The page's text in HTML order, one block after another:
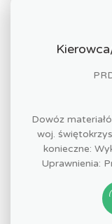
Dowóz
woj.
konieczne:
Uprawnienia: